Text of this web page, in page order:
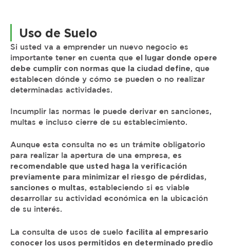
Uso de Suelo
Si usted va a emprender un nuevo negocio es
importante tener en cuenta que el lugar donde opere
debe cumplir con normas que la ciudad define, que
establecen dónde y cómo se pueden o no realizar
determinadas actividades.
Incumplir las normas le puede derivar en sanciones,
multas e incluso cierre de su establecimiento.
Aunque esta consulta no es un trámite obligatorio
para realizar la apertura de una empresa, es
recomendable que usted haga la verificación
previamente para minimizar el riesgo de pérdidas,
sanciones o multas, estableciendo si es viable
desarrollar su actividad económica en la ubicación
de su interés.
La consulta de usos de suelo facilita al empresario
conocer los usos permitidos en determinado predio